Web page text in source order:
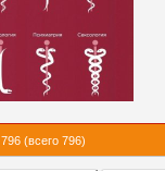
(всего 796)